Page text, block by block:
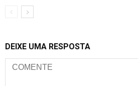
DEIXE UMA RESPOSTA